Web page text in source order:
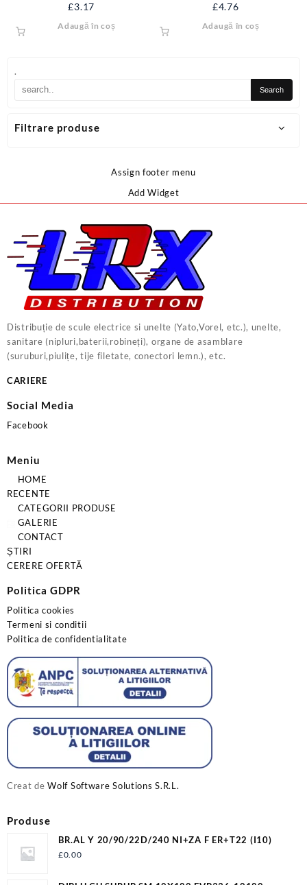
.
Filtrare produse
£3.17
Adaugă în coș
£4.76
Adaugă în coș
Assign footer menu
Add Widget
Distribuție de scule electrice si unelte (Yato,Vorel, etc.), unelte,
sanitare (nipluri,baterii,robineți), organe de asamblare
(suruburi,piulițe, tije filetate, conectori lemn.), etc.
CARIERE
Social Media
Facebook
Meniu
HOME
RECENTE
CATEGORII PRODUSE
GALERIE
CONTACT
ȘTIRI
CERERE OFERTĂ
Politica GDPR
Politica cookies
Termeni si conditii
Politica de confidentialitate
Creat deWolf Software Solutions S.R.L.
Produse
BR.AL Y 20/90/22D/240 NI+ZA F ER+T22 (I10)
£0.00